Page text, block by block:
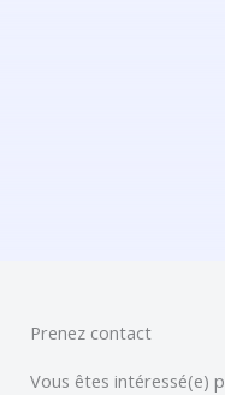
Prenez contact
Vous êtes intéressé(e)